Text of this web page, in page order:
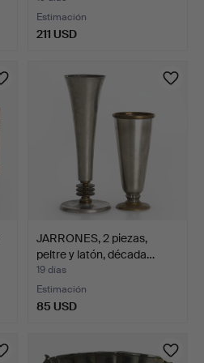
Estimación
211 USD
JARRONES, 2 piezas,
peltre y latón, década…
19 días
Estimación
85 USD